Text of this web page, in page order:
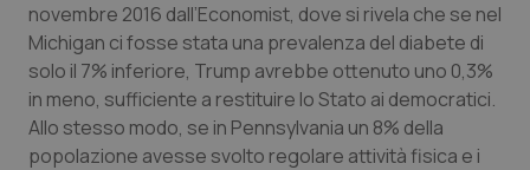
Valle D’Aosta
Veneto
Oncodermatologia
Oncoematologia
Oncologia & Nutrizione
novembre 2016 dall’Economist, dove si rivela che se nel
Michigan ci fosse stata una prevalenza del diabete di
solo il 7% inferiore, Trump avrebbe ottenuto uno 0,3%
in meno, sufficiente a restituire lo Stato ai democratici.
Allo stesso modo, se in Pennsylvania un 8% della
popolazione avesse svolto regolare attività fisica e i